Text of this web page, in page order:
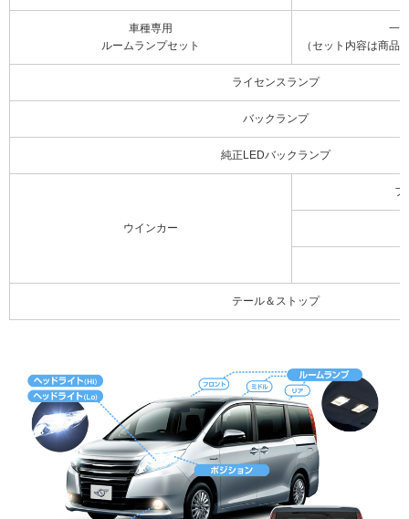
車種専用
ルームランプセット
一
（セット内容は商品
ライセンスランプ
バックランプ
純正LEDバックランプ
ウインカー
フ
テール＆ストップ